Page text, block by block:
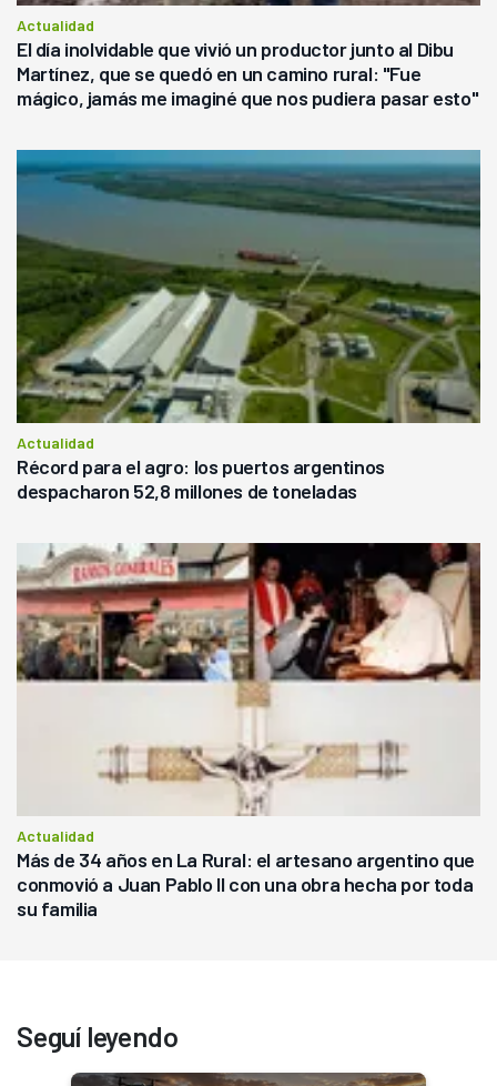
Actualidad
El día inolvidable que vivió un productor junto al Dibu
Martínez, que se quedó en un camino rural: "Fue
mágico, jamás me imaginé que nos pudiera pasar esto"
Actualidad
Récord para el agro: los puertos argentinos
despacharon 52,8 millones de toneladas
Actualidad
Más de 34 años en La Rural: el artesano argentino que
conmovió a Juan Pablo II con una obra hecha por toda
su familia
Seguí leyendo